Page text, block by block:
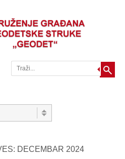
Traži
DECEMBAR 2024